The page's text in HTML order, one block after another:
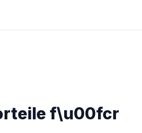
f\u00fcr